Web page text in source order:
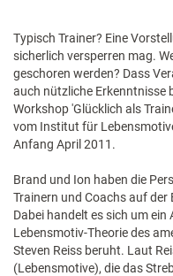
Typisch Trainer? Eine
sicherlich versperren mag.
geschoren werden? Dass
auch nützliche Erkenntnisse
Workshop 'Glücklich als
vom Institut für
Anfang April 2011.
Brand und Ion haben die
Trainern und Coachs auf der
Dabei handelt es sich um
Lebensmotiv-Theorie des
Steven Reiss beruht. Laut
(Lebensmotive), die das